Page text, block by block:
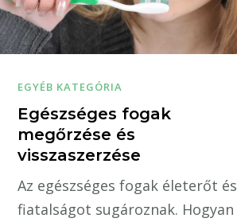
EGYÉB KATEGÓRIA
Egészséges fogak
megőrzése és
visszaszerzése
Az egészséges fogak életerőt és
fiatalságot sugároznak. Hogyan